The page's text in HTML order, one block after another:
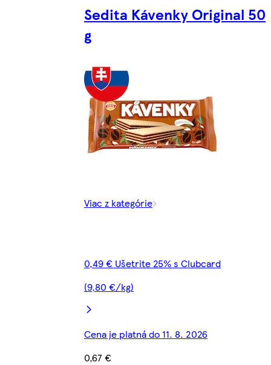
Sedita Kávenky Original 50
g
Viac z kategórie
0,49 € Ušetrite 25% s Clubcard
(9,80 €/kg)
Cena je platná do 11. 8. 2026
0,67 €